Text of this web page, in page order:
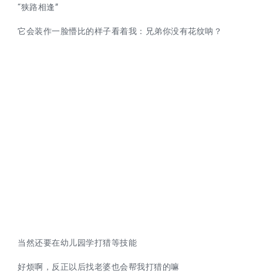
“狭路相逢”
它会装作一脸懵比的样子看着我：兄弟你没有花纹呐？
当然还要在幼儿园学打猎等技能
好烦啊，反正以后找老婆也会帮我打猎的嘛